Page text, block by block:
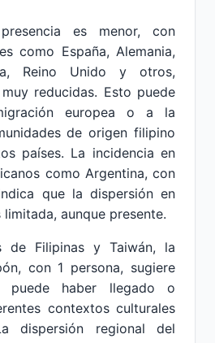
es menor, con
como España, Alemania,
Reino Unido y otros,
reducidas. Esto puede
europea o a la
de origen filipino
países. La incidencia en
como Argentina, con
que la dispersión en
aunque presente.
de Filipinas y Taiwán, la
con 1 persona, sugiere
puede haber llegado o
contextos culturales
dispersión regional del